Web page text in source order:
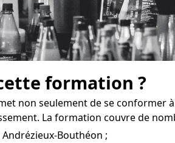
formation ?
non seulement de se
La formation couvre de
Bouthéon ;